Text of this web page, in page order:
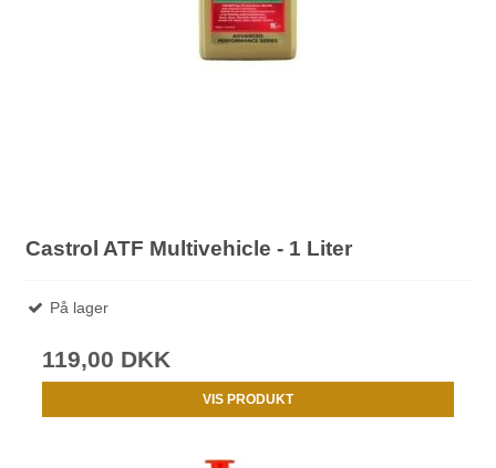
Castrol ATF Multivehicle - 1 Liter
På lager
119,00 DKK
VIS PRODUKT